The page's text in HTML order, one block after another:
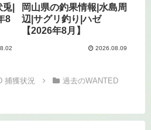
|
8
岡山県の釣果情報|水島周
辺|サグリ釣り|ハゼ
【2026年8月】
2026.08.09
捕獲状況 過去のWANTED